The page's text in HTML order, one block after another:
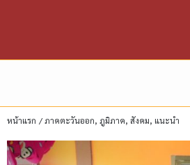
หน้าแรก /ภาคตะวันออก, ภูมิภาค, สังคม, แนะนำ